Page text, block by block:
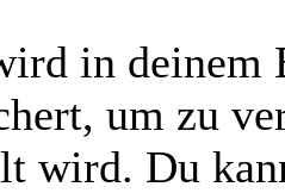
in deinem
um zu
wird. Du